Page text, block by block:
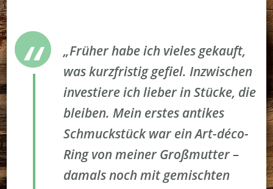
„Früher habe ich vieles gekauft,
was kurzfristig gefiel. Inzwischen
investiere ich lieber in Stücke, die
bleiben. Mein erstes antikes
Schmuckstück war ein Art-déco-
Ring von meiner Großmutter –
damals noch mit gemischten